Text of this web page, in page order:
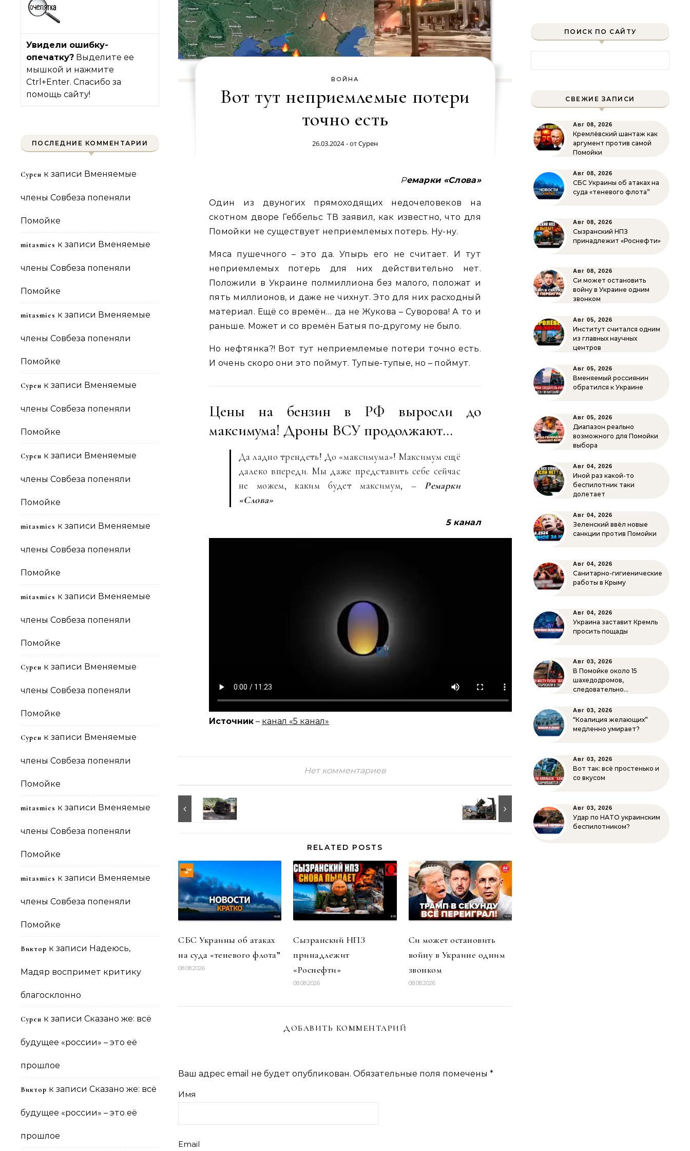
Увидели ошибку-
опечатку? Выделите ее
мышкой и нажмите
Ctrl+Enter. Спасибо за
помощь сайту!
ПОСЛЕДНИЕ КОММЕНТАРИИ
Сурен к записи Вменяемые
члены Совбеза попеняли
Помойке
mitasmies к записи Вменяемые
члены Совбеза попеняли
Помойке
mitasmies к записи Вменяемые
члены Совбеза попеняли
Помойке
Сурен к записи Вменяемые
члены Совбеза попеняли
Помойке
Сурен к записи Вменяемые
члены Совбеза попеняли
Помойке
mitasmies к записи Вменяемые
члены Совбеза попеняли
Помойке
mitasmies к записи Вменяемые
члены Совбеза попеняли
Помойке
Сурен к записи Вменяемые
члены Совбеза попеняли
Помойке
Сурен к записи Вменяемые
члены Совбеза попеняли
Помойке
mitasmies к записи Вменяемые
члены Совбеза попеняли
Помойке
mitasmies к записи Вменяемые
члены Совбеза попеняли
Помойке
Виктор к записи Надеюсь,
Мадяр воспримет критику
благосклонно
Сурен к записи Сказано же: всё
будущее «россии» – это её
прошлое
Виктор к записи Сказано же: всё
будущее «россии» – это её
прошлое
ВОЙНА
Вот тут неприемлемые потери
точно есть
26.03.2024 - отСурен
Ремарки «Слова»
Один из двуногих прямоходящих недочеловеков на
скотном дворе Геббельс ТВ заявил, как известно, что для
Помойки не существует неприемлемых потерь. Ну-ну.
Мяса пушечного – это да. Упырь его не считает. И тут
неприемлемых потерь для них действительно нет.
Положили в Украине полмиллиона без малого, положат и
пять миллионов, и даже не чихнут. Это для них расходный
материал. Ещё со времён… да не Жукова – Суворова! А то и
раньше. Может и со времён Батыя по-другому не было.
Но нефтянка?! Вот тут неприемлемые потери точно есть.
И очень скоро они это поймут. Тупые-тупые, но – поймут.
Цены на бензин в РФ выросли до
максимума! Дроны ВСУ продолжают…
Да ладно трендеть! До «максимума»! Максимум ещё
далеко впереди. Мы даже представить себе сейчас
не можем, каким будет максимум, – Ремарки
«Слова»
5 канал
Источник – канал «5 канал»
Нет комментариев
RELATED POSTS
СБС Украины об атаках
на суда «теневого флота”
08.08.2026
Сызранский НПЗ
принадлежит
«Роснефти»
08.08.2026
Си может остановить
войну в Украине одним
звонком
08.08.2026
ДОБАВИТЬ КОММЕНТАРИЙ
Ваш адрес email не будет опубликован. Обязательные поля помечены *
Имя
Email
ПОИСК ПО САЙТУ
СВЕЖИЕ ЗАПИСИ
Авг 08, 2026
Кремлёвский шантаж как
аргумент против самой
Помойки
Авг 08, 2026
СБС Украины об атаках на
суда «теневого флота”
Авг 08, 2026
Сызранский НПЗ
принадлежит «Роснефти»
Авг 08, 2026
Си может остановить
войну в Украине одним
звонком
Авг 05, 2026
Институт считался одним
из главных научных
центров
Авг 05, 2026
Вменяемый россиянин
обратился к Украине
Авг 05, 2026
Диапазон реально
возможного для Помойки
выбора
Авг 04, 2026
Иной раз какой-то
беспилотник таки
долетает
Авг 04, 2026
Зеленский ввёл новые
санкции против Помойки
Авг 04, 2026
Санитарно-гигиенические
работы в Крыму
Авг 04, 2026
Украина заставит Кремль
просить пощады
Авг 03, 2026
В Помойке около 15
шахедодромов,
следовательно…
Авг 03, 2026
“Коалиция желающих”
медленно умирает?
Авг 03, 2026
Вот так: всё простенько и
со вкусом
Авг 03, 2026
Удар по НАТО украинским
беспилотником?